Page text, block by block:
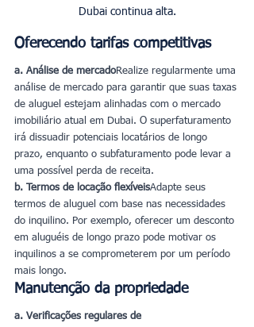
Dubai continua alta.
Oferecendo tarifas competitivas
a. Análise de mercadoRealize regularmente uma
análise de mercado para garantir que suas taxas
de aluguel estejam alinhadas com o mercado
imobiliário atual em Dubai. O superfaturamento
irá dissuadir potenciais locatários de longo
prazo, enquanto o subfaturamento pode levar a
uma possível perda de receita.
b. Termos de locação flexíveisAdapte seus
termos de aluguel com base nas necessidades
do inquilino. Por exemplo, oferecer um desconto
em aluguéis de longo prazo pode motivar os
inquilinos a se comprometerem por um período
mais longo.
Manutenção da propriedade
a. Verificações regulares de